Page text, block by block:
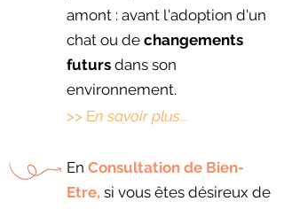
amont : avant l'adoption d'un
chat ou de changements
futurs dans son
environnement.
>> En savoir plus...
En Consultation de Bien-
Etre, si vous êtes désireux de